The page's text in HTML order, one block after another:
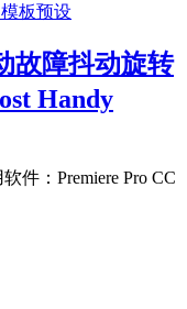
模板预设
故障抖动旋转
Handy
件：Premiere Pro CC